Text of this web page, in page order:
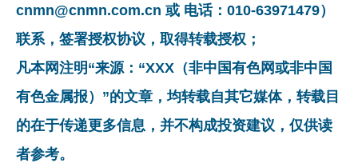
cnmn@cnmn.com.cn 或 电话：010-63971479）
联系，签署授权协议，取得转载授权；
凡本网注明“来源：“XXX（非中国有色网或非中国
有色金属报）”的文章，均转载自其它媒体，转载目
的在于传递更多信息，并不构成投资建议，仅供读
者参考。